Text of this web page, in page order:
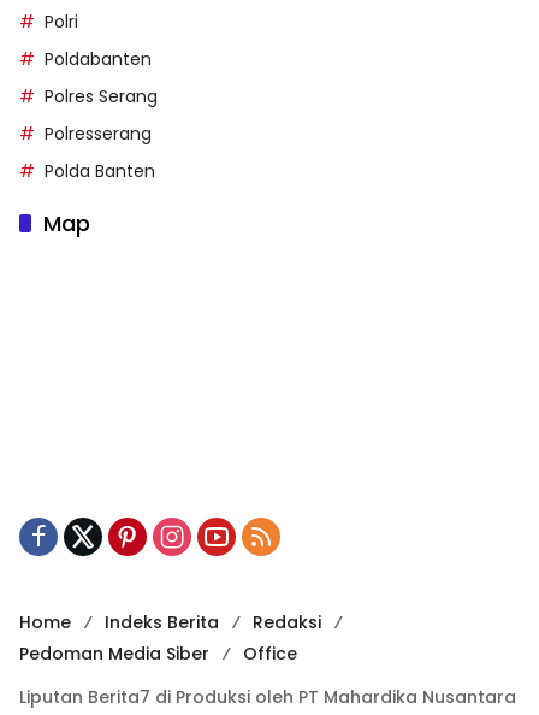
Polri
Poldabanten
Polres Serang
Polresserang
Polda Banten
Map
Home Indeks Berita
Redaksi
Pedoman Media Siber
Office
Liputan Berita7 di Produksi oleh PT Mahardika Nusantara